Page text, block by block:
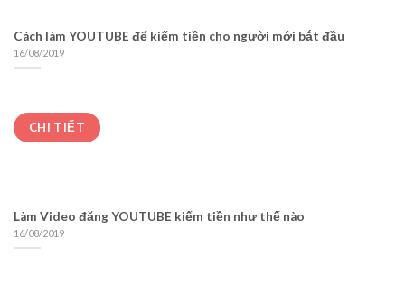
Cách làm YOUTUBE để kiếm tiền cho người mới bắt đầu
16/08/2019
CHI TIẾT
Làm Video đăng YOUTUBE kiếm tiền như thế nào
16/08/2019